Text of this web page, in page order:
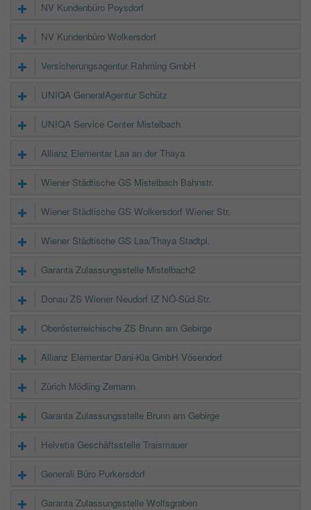
NV Kundenbüro Poysdorf
NV Kundenbüro Wolkersdorf
Versicherungsagentur Rahming GmbH
UNIQA GeneralAgentur Schütz
UNIQA Service Center Mistelbach
Allianz Elementar Laa an der Thaya
Wiener Städtische GS Mistelbach Bahnstr.
Wiener Städtische GS Wolkersdorf Wiener Str.
Wiener Städtische GS Laa/Thaya Stadtpl.
Garanta Zulassungsstelle Mistelbach2
Donau ZS Wiener Neudorf IZ NÖ-Süd Str.
Oberösterreichische ZS Brunn am Gebirge
Allianz Elementar Dani-Kla GmbH Vösendorf
Zürich Mödling Zemann
Garanta Zulassungsstelle Brunn am Gebirge
Helvetia Geschäftsstelle Traismauer
Generali Büro Purkersdorf
Garanta Zulassungsstelle Wolfsgraben